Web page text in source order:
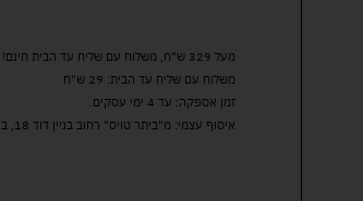
מעל 329 ש"ח, משלוח עם שליח עד הבית חינם! – 0 ₪
משלוח עם שליח עד הבית: 29 ש"ח
זמן אספקה: עד 4 ימי עסקים.
איסוף עצמי: מ"ביתר טויס" רחוב בניין דוד 18, ביתר עילית.